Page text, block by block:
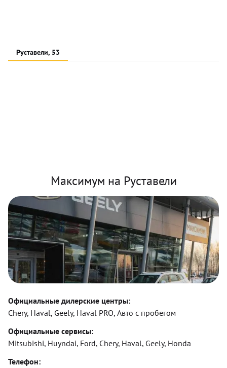
Руставели, 53
Максимум на Руставели
Официальные дилерские центры:
Chery, Haval, Geely, Haval PRO, Авто с пробегом
Официальные сервисы:
Mitsubishi, Huyndai, Ford, Chery, Haval, Geely, Honda
Телефон: